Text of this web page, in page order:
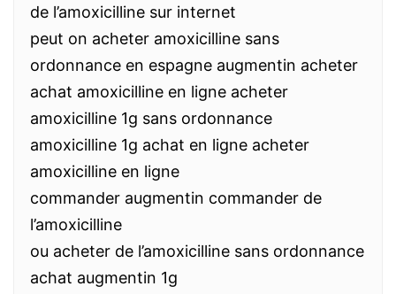
de l’amoxicilline sur internet
peut on acheter amoxicilline sans
ordonnance en espagne augmentin acheter
achat amoxicilline en ligne acheter
amoxicilline 1g sans ordonnance
amoxicilline 1g achat en ligne acheter
amoxicilline en ligne
commander augmentin commander de
l’amoxicilline
ou acheter de l’amoxicilline sans ordonnance
achat augmentin 1g